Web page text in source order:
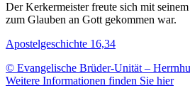
Der Kerkermeister freute sich mit
zum Glauben an Gott gekommen war.
Apostelgeschichte 16,34
© Evangelische Brüder-Unität –
Weitere Informationen finden Sie hier